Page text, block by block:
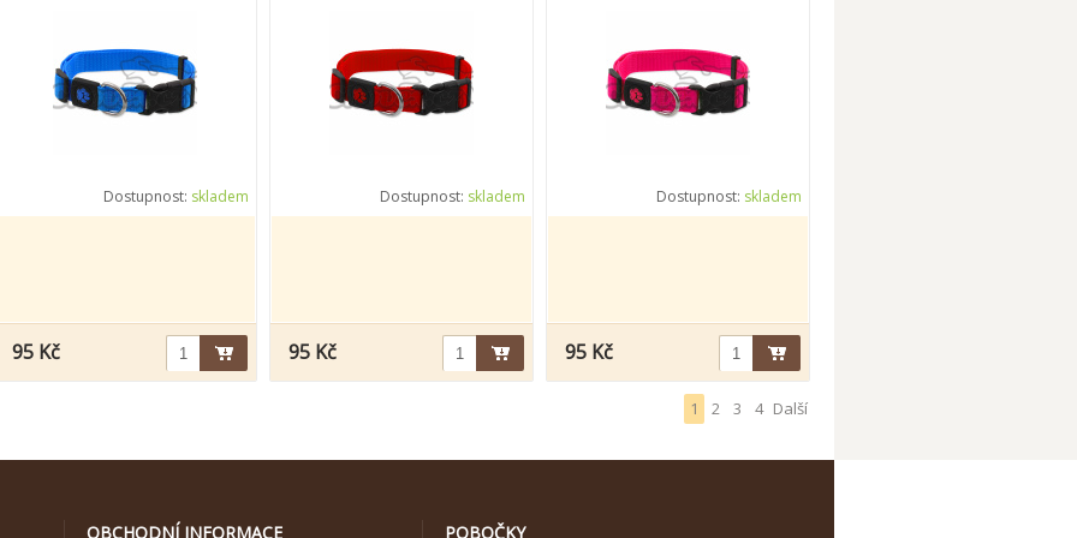
Dostupnost: skladem
95 Kč
Dostupnost: skladem
95 Kč
Dostupnost: skladem
95 Kč
1 2 3 4 Další
OBCHODNÍ INFORMACE POBOČKY